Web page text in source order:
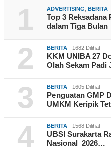
1 ADVERTISING BERITA
Top 3 Reksadana
dalam Tiga Bulan
2 BERITA 1682 Dilihat
KKM UNIBA 27
Olah Sekam
3 BERITA 1605 Dilihat
Penguatan GMP
UMKM Keripik
4 BERITA 1568 Dilihat
UBSI Surakarta
Nasional 2026…